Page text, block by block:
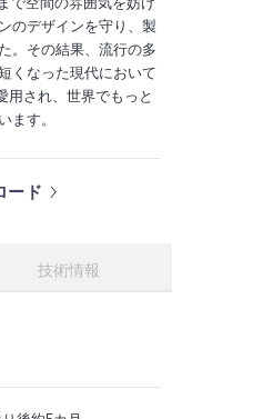
のデザインを守り、製
。その結果、流行の多
くなった現代において
用され、世界でもっと
ます。
ード
技術情報